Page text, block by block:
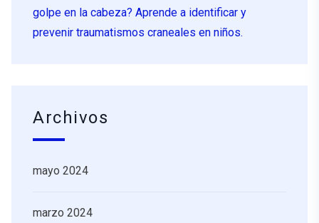
golpe en la cabeza? Aprende a identificar y
prevenir traumatismos craneales en niños.
Archivos
mayo 2024
marzo 2024